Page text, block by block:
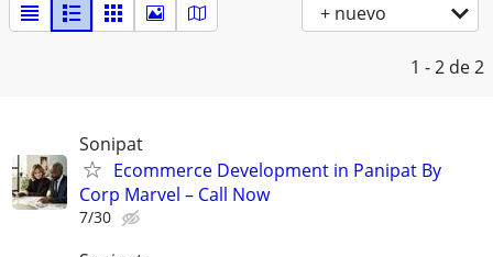
+ nuevo
1 - 2 de 2
Sonipat
Ecommerce Development in Panipat By
Corp Marvel – Call Now
7/30